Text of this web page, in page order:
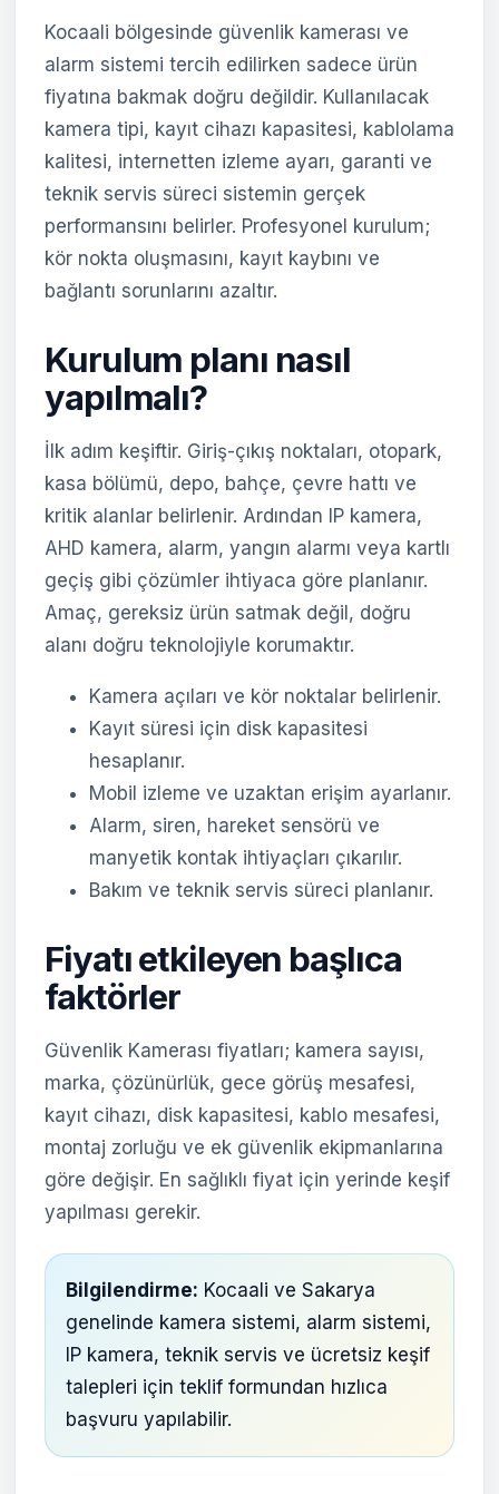
Kocaali bölgesinde güvenlik kamerası ve
alarm sistemi tercih edilirken sadece ürün
fiyatına bakmak doğru değildir. Kullanılacak
kamera tipi, kayıt cihazı kapasitesi, kablolama
kalitesi, internetten izleme ayarı, garanti ve
teknik servis süreci sistemin gerçek
performansını belirler. Profesyonel kurulum;
kör nokta oluşmasını, kayıt kaybını ve
bağlantı sorunlarını azaltır.
Kurulum planı nasıl
yapılmalı?
İlk adım keşiftir. Giriş-çıkış noktaları, otopark,
kasa bölümü, depo, bahçe, çevre hattı ve
kritik alanlar belirlenir. Ardından IP kamera,
AHD kamera, alarm, yangın alarmı veya kartlı
geçiş gibi çözümler ihtiyaca göre planlanır.
Amaç, gereksiz ürün satmak değil, doğru
alanı doğru teknolojiyle korumaktır.
Kamera açıları ve kör noktalar belirlenir.
Kayıt süresi için disk kapasitesi
hesaplanır.
Mobil izleme ve uzaktan erişim ayarlanır.
Alarm, siren, hareket sensörü ve
manyetik kontak ihtiyaçları çıkarılır.
Bakım ve teknik servis süreci planlanır.
Fiyatı etkileyen başlıca
faktörler
Güvenlik Kamerası fiyatları; kamera sayısı,
marka, çözünürlük, gece görüş mesafesi,
kayıt cihazı, disk kapasitesi, kablo mesafesi,
montaj zorluğu ve ek güvenlik ekipmanlarına
göre değişir. En sağlıklı fiyat için yerinde keşif
yapılması gerekir.
Bilgilendirme: Kocaali ve Sakarya
genelinde kamera sistemi, alarm sistemi,
IP kamera, teknik servis ve ücretsiz keşif
talepleri için teklif formundan hızlıca
başvuru yapılabilir.